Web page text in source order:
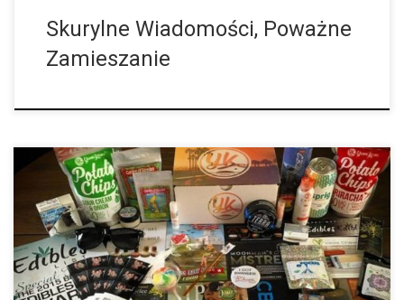
Skurylne Wiadomości, Poważne
Zamieszanie
Czasami naprawdę można pozazdrościć Amerykanom,
przynajmniej tym, którzy mieszkają w stanach, gdzie marihuana
jest już zalegalizowana. Po raz kolejny dopływają do nas zza
oceanu ciekawe pogłoski. Tym razem jest to ogłoszenie o pracę,
które sprawi, że wszyscy miłośnicy marihuany zielenieją z
zazdrości. Firma produkująca marihuanę o brzmiącej nazwie